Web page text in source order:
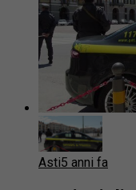
Asti5 anni fa